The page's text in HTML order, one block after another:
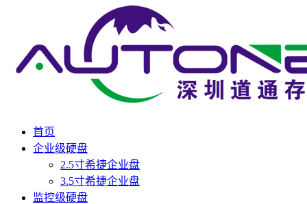
首页
企业级硬盘
2.5寸希捷企业盘
3.5寸希捷企业盘
监控级硬盘